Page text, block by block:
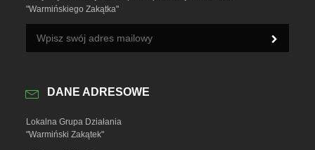
"Warmińskiego Zakątka"
DANE ADRESOWE
Lokalna Grupa Działania
"Warmiński Zakątek"